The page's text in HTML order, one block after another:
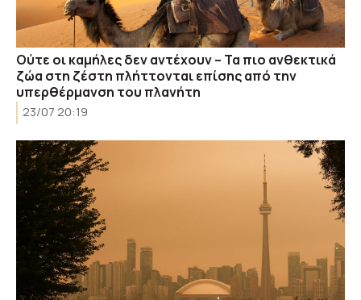
Ούτε οι καμήλες δεν αντέχουν – Τα πιο ανθεκτικά
ζώα στη ζέστη πλήττονται επίσης από την
υπερθέρμανση του πλανήτη
23/07 20:19